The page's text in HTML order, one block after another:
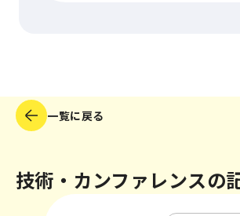
一覧に戻る
技術・カンファレンスの